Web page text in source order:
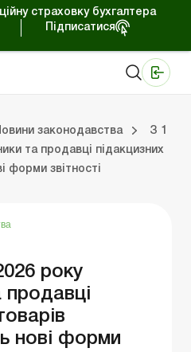
страховку бухгалтера
Підписатися
законодавства
З 1
та продавці підакцизних
форми звітності
року
продавці
нові форми